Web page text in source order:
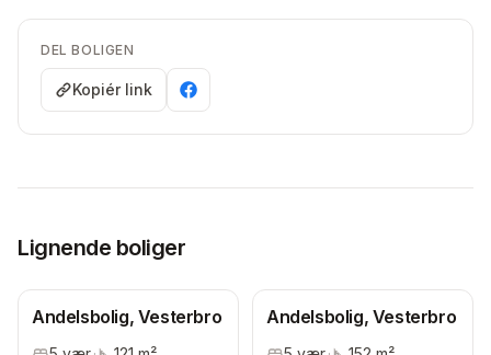
DEL BOLIGEN
Kopiér link
Lignende boliger
Andelsbolig, Vesterbro Andelsbolig, Vesterbro